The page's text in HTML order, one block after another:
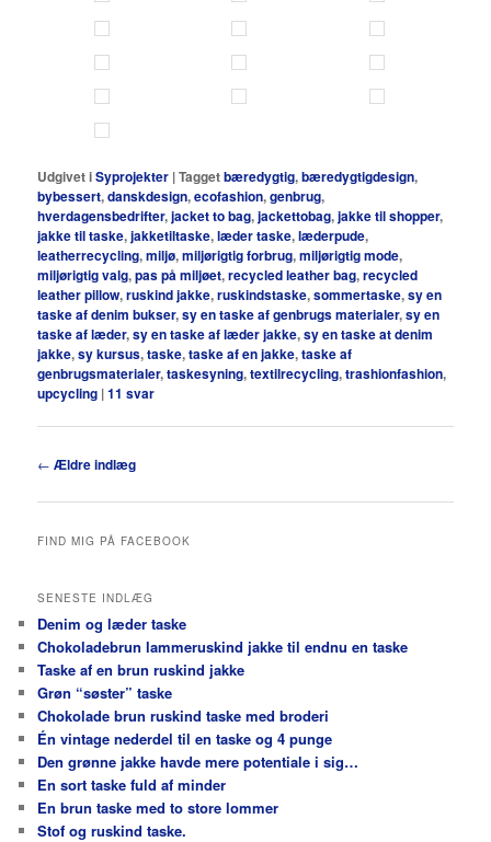
Udgivet iSyprojekter |Taggetbæredygtig,bæredygtigdesign,
bybessert,danskdesign,ecofashion,genbrug,
hverdagensbedrifter,jacket to bag,jackettobag,jakke til shopper,
jakke til taske,jakketiltaske,læder taske,læderpude,
leatherrecycling,miljø,miljørigtig forbrug,miljørigtig mode,
miljørigtig valg,pas på miljøet,recycled leather bag,recycled
leather pillow,ruskind jakke,ruskindstaske,sommertaske,sy en
taske af denim bukser,sy en taske af genbrugs materialer,sy en
taske af læder,sy en taske af læder jakke,sy en taske at denim
jakke,sy kursus,taske,taske af en jakke,taske af
genbrugsmaterialer,taskesyning,textilrecycling,trashionfashion,
upcycling |11 svar
Indlægsnavigation
← Ældre indlæg
FIND MIG PÅ FACEBOOK
SENESTE INDLÆG
Denim og læder taske
Chokoladebrun lammeruskind jakke til endnu en taske
Taske af en brun ruskind jakke
Grøn “søster” taske
Chokolade brun ruskind taske med broderi
Én vintage nederdel til en taske og 4 punge
Den grønne jakke havde mere potentiale i sig…
En sort taske fuld af minder
En brun taske med to store lommer
Stof og ruskind taske.